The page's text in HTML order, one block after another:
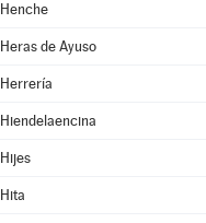
Henche
Heras de Ayuso
Herrería
Hiendelaencina
Hijes
Hita